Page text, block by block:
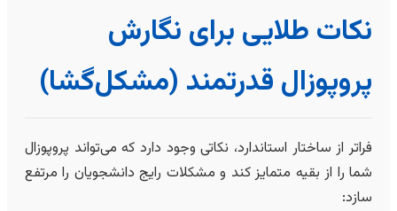
نکات طلایی برای نگارش
پروپوزال قدرتمند (مشکل‌گشا)
فراتر از ساختار استاندارد، نکاتی وجود دارد که می‌تواند پروپوزال
شما را از بقیه متمایز کند و مشکلات رایج دانشجویان را مرتفع
سازد: